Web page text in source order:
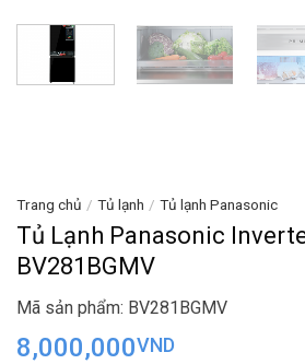
Trang chủ / Tủ lạnh / Tủ lạnh Panasonic
Tủ Lạnh Panasonic
BV281BGMV
Mã sản phẩm: BV281BGMV
8,000,000VND